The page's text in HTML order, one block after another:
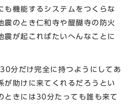
も機能するシステムをつくらな
震のとき仁和寺や醍醐寺の防火
震が起こればたいへんなことに
分だけ完全に持つようにしてあ
が助けに来てくれるだろうとい
ときには30分たっても誰も来て